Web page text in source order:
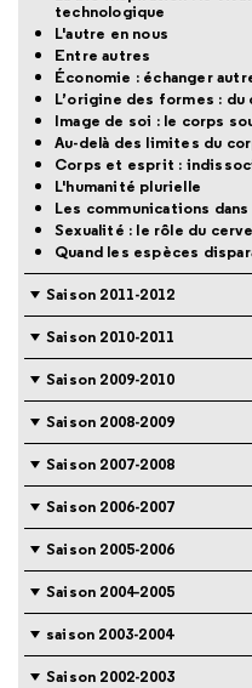
technologique
L'autre en nous
Entre autres
Économie : échanger
L’origine des formes : du
Image de soi : le corps
Au-delà des limites du
Corps et esprit :
L'humanité plurielle
Les communications
Sexualité : le rôle du
Quand les espèces
Saison 2011-2012
Saison 2010-2011
Saison 2009-2010
Saison 2008-2009
Saison 2007-2008
Saison 2006-2007
Saison 2005-2006
Saison 2004-2005
saison 2003-2004
Saison 2002-2003